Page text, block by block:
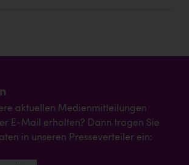
aktuellen Medienmitteilungen
E-Mail erhalten? Dann tragen Sie
in unseren Presseverteiler ein: